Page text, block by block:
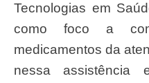
Tecnologias em
como foco a
medicamentos da
nessa assistência